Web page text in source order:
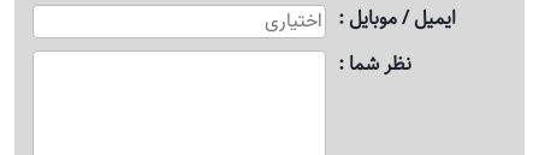
ایمیل / موبایل
نظر شما